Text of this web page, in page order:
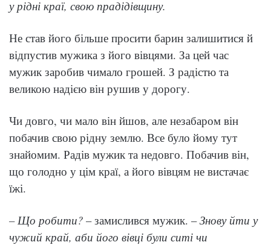
у рідні краї, свою прадідівщину.
Не став його більше просити барин залишитися й
відпустив мужика з його вівцями. За цей час
мужик заробив чимало грошей. З радістю та
великою надією він рушив у дорогу.
Чи довго, чи мало він йшов, але незабаром він
побачив свою рідну землю. Все було йому тут
знайомим. Радів мужик та недовго. Побачив він,
що голодно у цім краї, а його вівцям не вистачає
їжі.
– Що робити? – замислився мужик. –Знову йти у
чужий край, аби його вівці були ситі чи